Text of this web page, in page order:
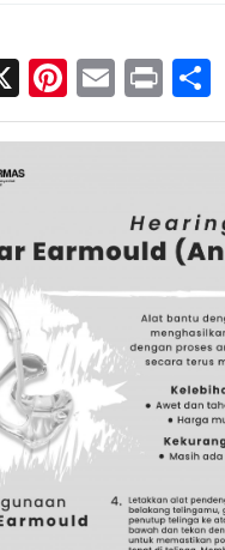
X Pinterest
Email
Print